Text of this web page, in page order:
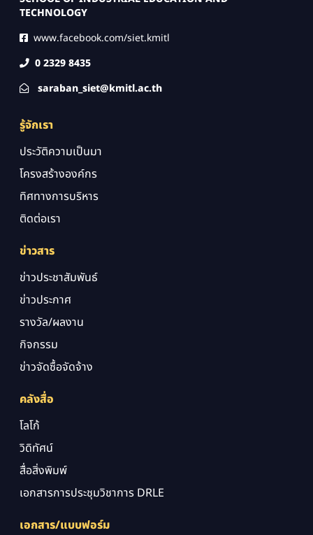
TECHNOLOGY
www.facebook.com/siet.kmitl
0 2329 8435
saraban_siet@kmitl.ac.th
รู้จักเรา
ประวัติความเป็นมา
โครงสร้างองค์กร
ทิศทางการบริหาร
ติดต่อเรา
ข่าวสาร
ข่าวประชาสัมพันธ์
ข่าวประกาศ
รางวัล/ผลงาน
กิจกรรม
ข่าวจัดซื้อจัดจ้าง
คลังสื่อ
โลโก้
วิดิทัศน์
สื่อสิ่งพิมพ์
เอกสารการประชุมวิชาการ DRLE
เอกสาร/แบบฟอร์ม